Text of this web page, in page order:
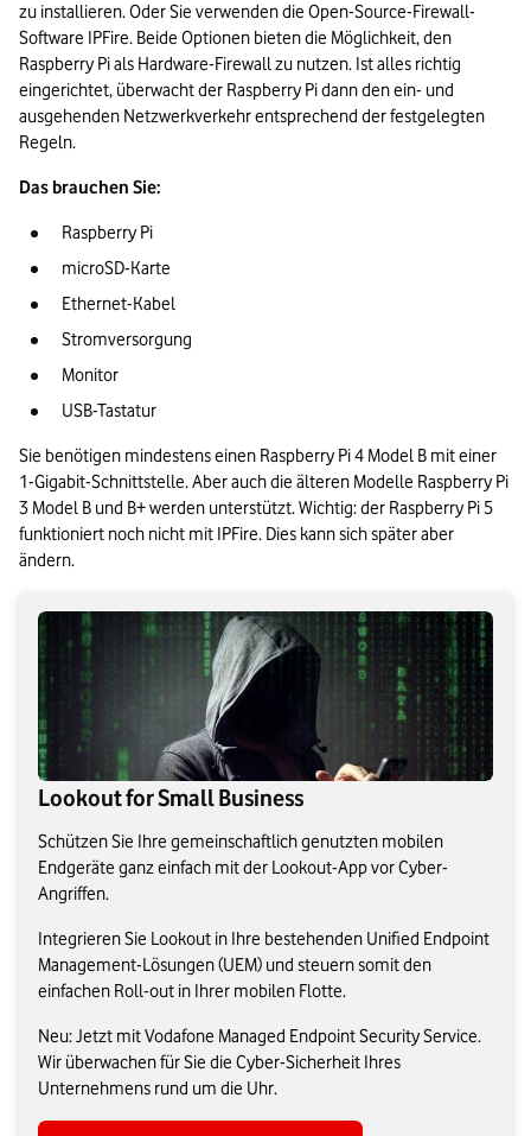
zu installieren. Oder Sie verwenden die Open-Source-Firewall-
Software IPFire. Beide Optionen bieten die Möglichkeit, den
Raspberry Pi als Hardware-Firewall zu nutzen. Ist alles richtig
eingerichtet, überwacht der Raspberry Pi dann den ein- und
ausgehenden Netzwerkverkehr entsprechend der festgelegten
Regeln.
Das brauchen Sie:
Raspberry Pi
microSD-Karte
Ethernet-Kabel
Stromversorgung
Monitor
USB-Tastatur
Sie benötigen mindestens einen Raspberry Pi 4 Model B mit einer
1-Gigabit-Schnittstelle. Aber auch die älteren Modelle Raspberry Pi
3 Model B und B+ werden unterstützt. Wichtig: der Raspberry Pi 5
funktioniert noch nicht mit IPFire. Dies kann sich später aber
ändern.
Lookout for Small Business
Schützen Sie Ihre gemeinschaftlich genutzten mobilen
Endgeräte ganz einfach mit der Lookout-App vor Cyber-
Angriffen.
Integrieren Sie Lookout in Ihre bestehenden Unified Endpoint
Management-Lösungen (UEM) und steuern somit den
einfachen Roll-out in Ihrer mobilen Flotte.
Neu: Jetzt mit Vodafone Managed Endpoint Security Service.
Wir überwachen für Sie die Cyber-Sicherheit Ihres
Unternehmens rund um die Uhr.